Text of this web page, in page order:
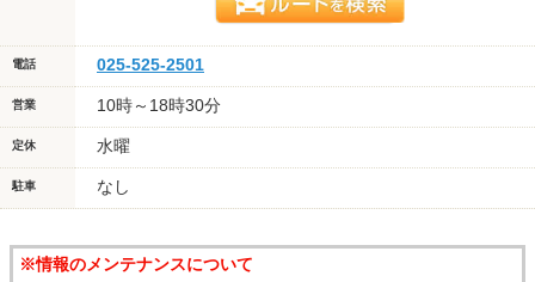
電話 025-525-2501
営業 10時～18時30分
定休 水曜
駐車 なし
※情報のメンテナンスについて